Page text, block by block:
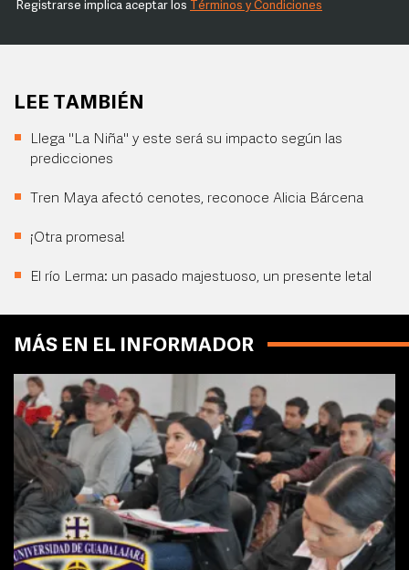
Registrarse implica aceptar los Términos y Condiciones
LEE TAMBIÉN
Llega "La Niña" y este será su impacto según las
predicciones
Tren Maya afectó cenotes, reconoce Alicia Bárcena
¡Otra promesa!
El río Lerma: un pasado majestuoso, un presente letal
MÁS EN EL INFORMADOR